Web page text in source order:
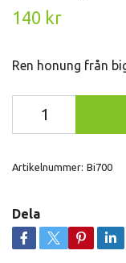
140 kr
Ren honung från
Artikelnummer: Bi700
Dela